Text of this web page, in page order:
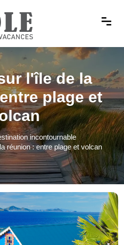
l'île de la
plage et
incontournable
réunion : entre plage et volcan